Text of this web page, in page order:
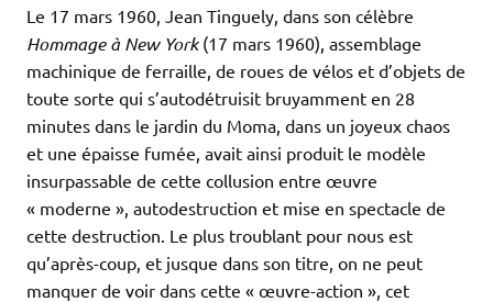
Le 17 mars 1960, Jean Tinguely, dans son célèbre
Hommage à New York(17 mars 1960), assemblage
machinique de ferraille, de roues de vélos et d’objets de
toute sorte qui s’autodétruisit bruyamment en 28
minutes dans le jardin du Moma, dans un joyeux chaos
et une épaisse fumée, avait ainsi produit le modèle
insurpassable de cette collusion entre œuvre
« moderne », autodestruction et mise en spectacle de
cette destruction. Le plus troublant pour nous est
qu’après-coup, et jusque dans son titre, on ne peut
manquer de voir dans cette « œuvre-action », cet